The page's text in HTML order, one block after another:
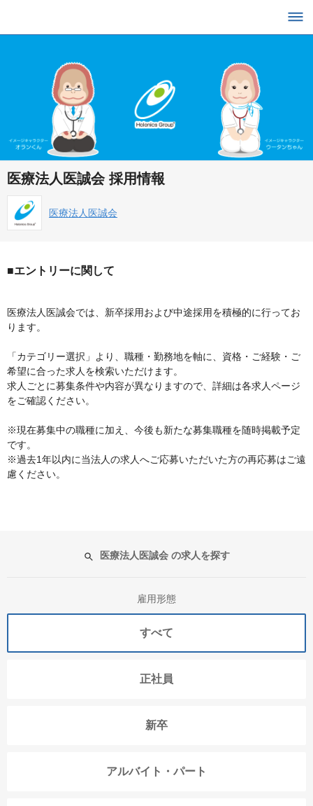
医療法人医誠会 採用情報
医療法人医誠会
■エントリーに関して
医療法人医誠会では、新卒採用および中途採用を積極的に行ってお
ります。
「カテゴリー選択」より、職種・勤務地を軸に、資格・ご経験・ご
希望に合った求人を検索いただけます。
求人ごとに募集条件や内容が異なりますので、詳細は各求人ページ
をご確認ください。
※現在募集中の職種に加え、今後も新たな募集職種を随時掲載予定
です。
※過去1年以内に当法人の求人へご応募いただいた方の再応募はご遠
慮ください。
医療法人医誠会 の求人を探す
雇用形態
すべて
正社員
新卒
アルバイト・パート